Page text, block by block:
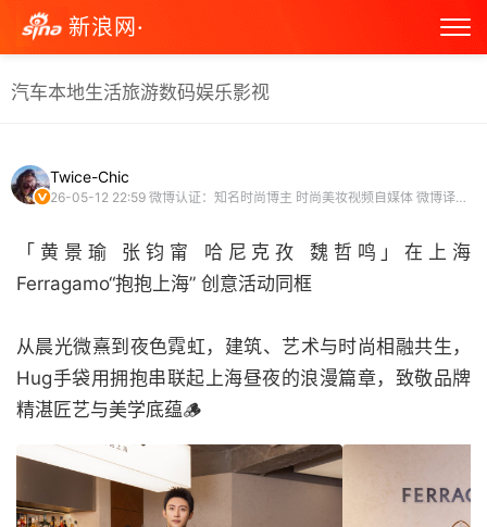
新浪网·
汽车本地生活旅游数码娱乐影视
Twice-Chic
26-05-12 22:59 微博认证：知名时尚博主 时尚美妆视频自媒体 微博译制视频博主
「黄景瑜 张钧甯 哈尼克孜 魏哲鸣」在上海
Ferragamo“抱抱上海” 创意活动同框
从晨光微熹到夜色霓虹，建筑、艺术与时尚相融共生，
Hug手袋用拥抱串联起上海昼夜的浪漫篇章，致敬品牌
精湛匠艺与美学底蕴🪵 ​